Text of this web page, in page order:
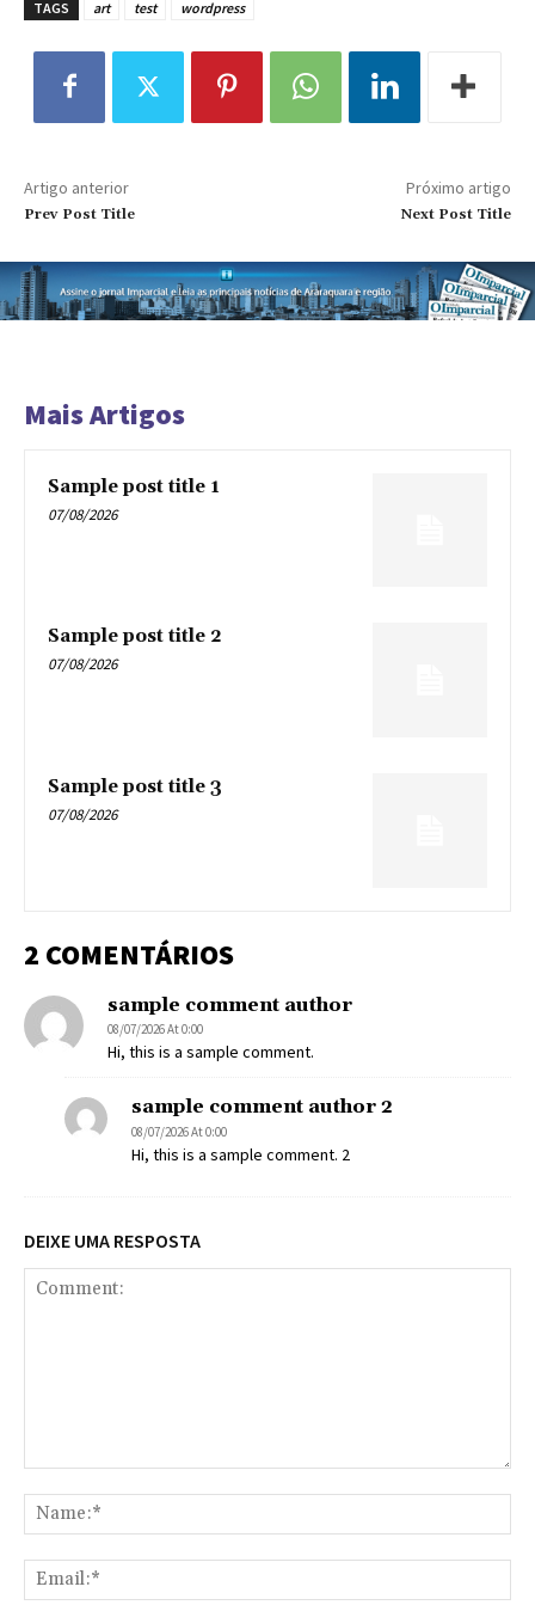
TAGS art test wordpress
Artigo anterior
Prev Post Title
Próximo artigo
Next Post Title
Mais Artigos
Sample post title 1
07/08/2026
Sample post title 2
07/08/2026
Sample post title 3
07/08/2026
2 COMENTÁRIOS
sample comment author
08/07/2026 At 0:00
Hi, this is a sample comment.
sample comment author 2
08/07/2026 At 0:00
Hi, this is a sample comment. 2
DEIXE UMA RESPOSTA